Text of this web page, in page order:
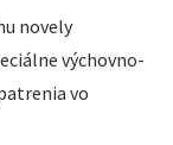
novely
výchovno-
vo